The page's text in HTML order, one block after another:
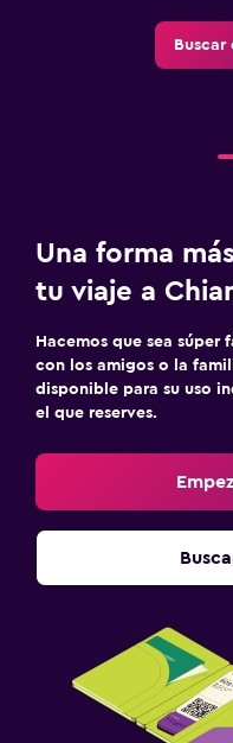
Buscar
Una forma
tu viaje a
Hacemos que sea
con los amigos o la
disponible para su uso
el que reserves.